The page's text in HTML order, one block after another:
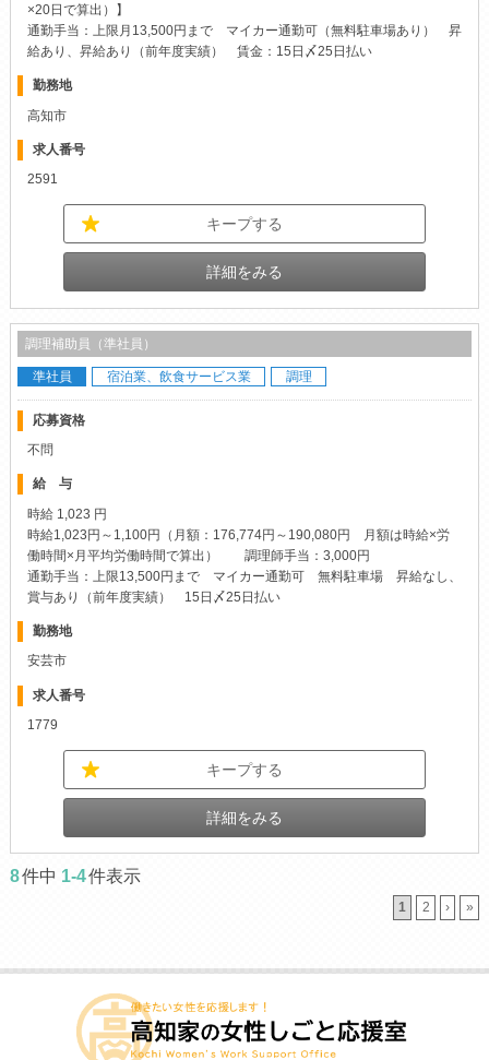
×20日で算出）】
通勤手当：上限月13,500円まで マイカー通勤可（無料駐車場あり） 昇
給あり、昇給あり（前年度実績） 賃金：15日〆25日払い
勤務地
高知市
求人番号
2591
キープする
詳細をみる
調理補助員（準社員）
準社員 宿泊業、飲食サービス業 調理
応募資格
不問
給 与
時給 1,023 円
時給1,023円～1,100円（月額：176,774円～190,080円 月額は時給×労
働時間×月平均労働時間で算出） 調理師手当：3,000円
通勤手当：上限13,500円まで マイカー通勤可 無料駐車場 昇給なし、
賞与あり（前年度実績） 15日〆25日払い
勤務地
安芸市
求人番号
1779
キープする
詳細をみる
8件中 1-4件表示
1 2 › »